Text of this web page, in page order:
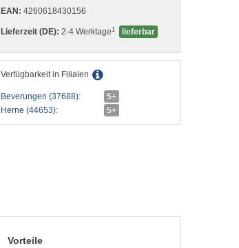
EAN: 4260618430156
Lieferzeit (DE): 2-4 Werktage 1 lieferbar
Verfügbarkeit in Filialen
Beverungen (37688):
5+
Herne (44653):
5+
Vorteile